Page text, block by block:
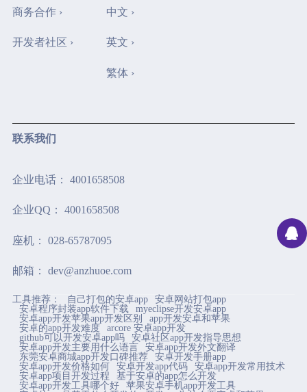
商务合作 ›
开发者社区 ›
中文 ›
英文 ›
繁体 ›
联系我们
企业电话： 4001658508
企业QQ： 4001658508
座机： 028-65787095
邮箱： dev@anzhuoe.com
地址： 中国（四川）自由贸易试验区成都高新区益州大道
中段1800号1栋7层704号
工具推荐： 自己打包的安卓app
安卓网站打包app
安卓程序封装app软件下载
myeclipse开发安卓app
安卓app开发苹果app开发区别
app开发安卓和苹果
安卓的app开发难度
arcore 安卓app开发
github可以开发安卓app吗
安卓社区app开发指导思想
安卓app开发主要用什么语言
安卓app开发外文翻译
东莞安卓商城app开发口碑推荐
安卓开发手册app
安卓app开发价格如何
安卓开发app代码
安卓app开发常用技术
安卓app项目开发过程
基于安卓的app怎么开发
安卓app开发工具哪个好
苹果安卓手机app开发工具